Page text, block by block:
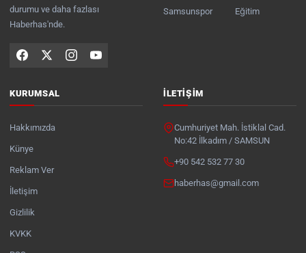
durumu ve daha fazlası
Haberhas'nde.
Samsunspor Eğitim
KURUMSAL
Hakkımızda
Künye
Reklam Ver
İletişim
Gizlilik
KVKK
İLETIŞIM
Cumhuriyet Mah. İstiklal Cad.
No:42 İlkadım / SAMSUN
+90 542 532 77 30
haberhas@gmail.com